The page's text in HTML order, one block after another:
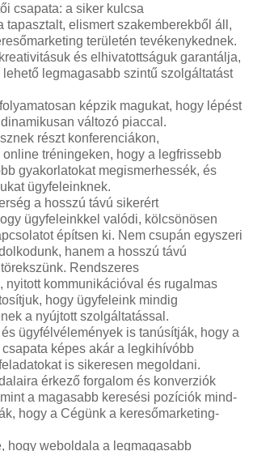
csapata: a siker kulcsa
tapasztalt, elismert szakemberekből áll,
területén tevékenykednek.
és elhivatottságuk garantálja,
legmagasabb szintű szolgáltatást
képzik magukat, hogy lépést
változó piaccal.
részt konferenciákon,
tréningeken, hogy a legfrissebb
gyakorlatokat megismerhessék, és
ügyfeleinknek.
a hosszú távú sikerért
ügyfeleinkkel valódi, kölcsönösen
építsen ki. Nem csupán egyszeri
hanem a hosszú távú
Rendszeres
nyitott kommunikációval és rugalmas
hogy ügyfeleink mindig
a nyújtott szolgáltatással.
ügyfélvélemények is tanúsítják, hogy a
képes akár a legkihívóbb
is sikeresen megoldani.
érkező forgalom és konverziók
a magasabb keresési pozíciók mind-
hogy a Cégünk a keresőmarketing-
hogy weboldala a legmagasabb